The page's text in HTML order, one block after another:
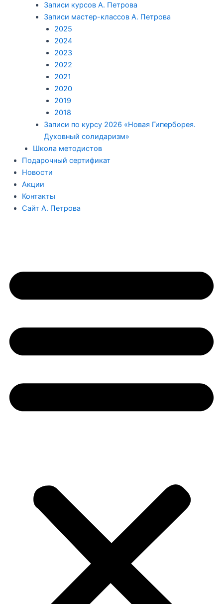
Записи курсов А. Петрова
Записи мастер-классов А. Петрова
2025
2024
2023
2022
2021
2020
2019
2018
Записи по курсу 2026 «Новая Гиперборея.
Духовный солидаризм»
Школа методистов
Подарочный сертификат
Новости
Акции
Контакты
Сайт А. Петрова